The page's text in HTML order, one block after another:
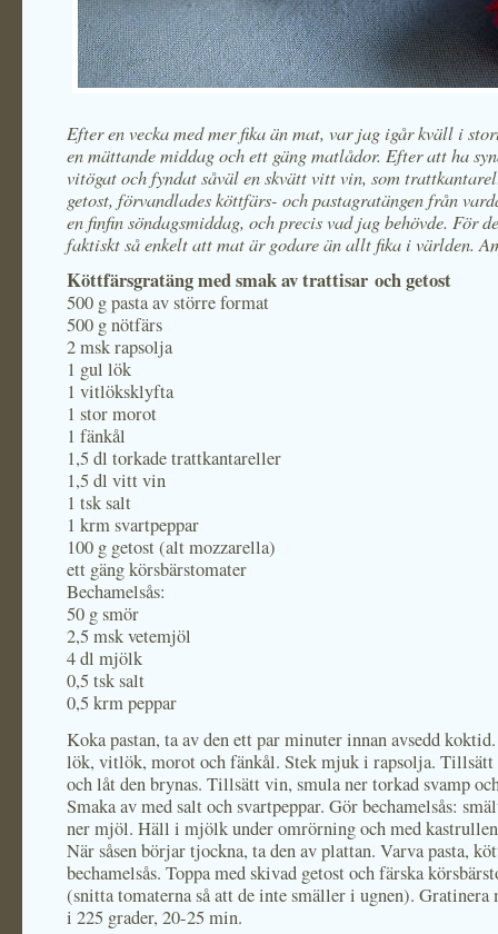
Efter en vecka med mer fika än mat, var jag igår kväll i
en mättande middag och ett gäng matlådor. Efter att ha
vitögat och fyndat såväl en skvätt vitt vin, som
getost, förvandlades köttfärs- och pastagratängen från
en finfin söndagsmiddag, och precis vad jag behövde. För
faktiskt så enkelt att mat är godare än allt fika i världen.
Köttfärsgratäng med smak av trattisar och getost
500 g pasta av större format
500 g nötfärs
2 msk rapsolja
1 gul lök
1 vitlöksklyfta
1 stor morot
1 fänkål
1,5 dl torkade trattkantareller
1,5 dl vitt vin
1 tsk salt
1 krm svartpeppar
100 g getost (alt mozzarella)
ett gäng körsbärstomater
Bechamelsås:
50 g smör
2,5 msk vetemjöl
4 dl mjölk
0,5 tsk salt
0,5 krm peppar
Koka pastan, ta av den ett par minuter innan avsedd
lök, vitlök, morot och fänkål. Stek mjuk i rapsolja. Tillsätt
och låt den brynas. Tillsätt vin, smula ner torkad svamp
Smaka av med salt och svartpeppar. Gör bechamelsås:
ner mjöl. Häll i mjölk under omrörning och med
När såsen börjar tjockna, ta den av plattan. Varva pasta,
bechamelsås. Toppa med skivad getost och färska
(snitta tomaterna så att de inte smäller i ugnen).
i 225 grader, 20-25 min.